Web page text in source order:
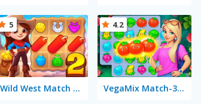
Wild West Match 2: The Gold Rush
5
VegaMix Match-3 Village
4.2